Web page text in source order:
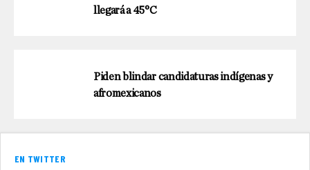
llegará a 45°C
Piden blindar candidaturas indígenas y
afromexicanos
EN TWITTER